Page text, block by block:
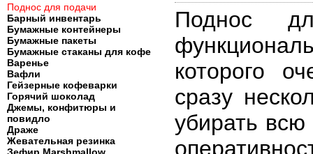
Поднос для подачи
Барный инвентарь
Бумажные контейнеры
Бумажные пакеты
Бумажные стаканы для кофе
Варенье
Вафли
Гейзерные кофеварки
Горячий шоколад
Джемы, конфитюры и
повидло
Драже
Жевательная резинка
Поднос
которого
сразу
убирать